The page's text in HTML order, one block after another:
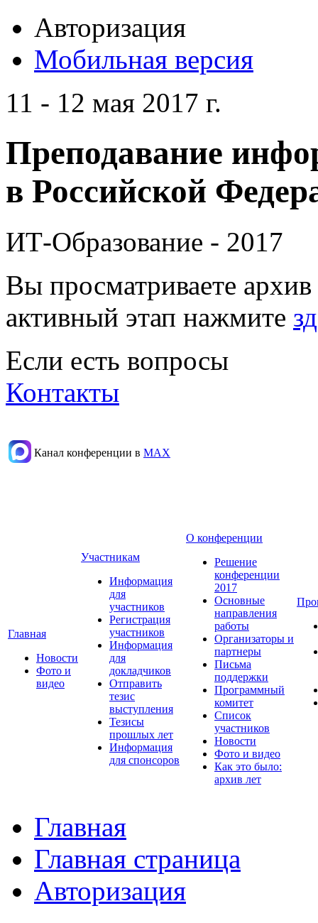
Авторизация
Мобильная версия
11 - 12 мая 2017 г.
Преподавание
в Российской
ИТ-Образование - 2017
Вы просматриваете
активный этап нажмите
Если есть вопросы
Контакты
Канал конференции в МАХ
Главная
Новости
Фото и
видео
Участникам
Информация
для
участников
Регистрация
участников
Информация
для
докладчиков
Отправить
тезис
выступления
Тезисы
прошлых лет
Информация
для спонсоров
О конференции
Решение
конференции
2017
Основные
направления
работы
Организаторы и
партнеры
Письма
поддержки
Программный
комитет
Список
участников
Новости
Фото и видео
Как это было:
архив лет
Главная
Главная страница
Авторизация